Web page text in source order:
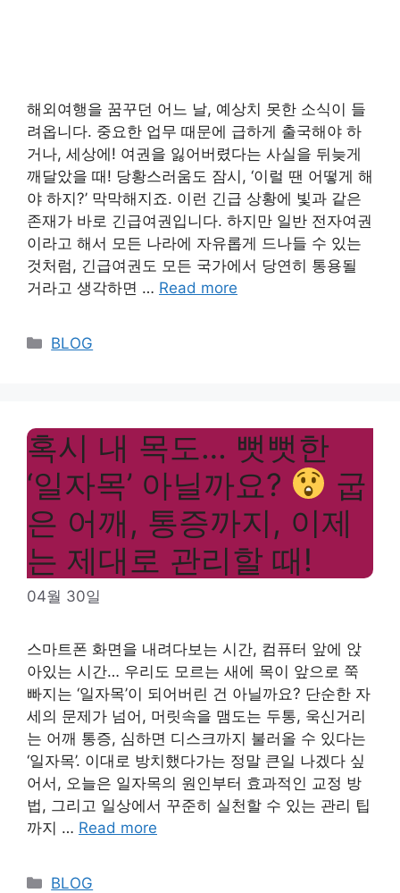
해외여행을 꿈꾸던 어느 날, 예상치 못한 소식이 들
려옵니다. 중요한 업무 때문에 급하게 출국해야 하
거나, 세상에! 여권을 잃어버렸다는 사실을 뒤늦게
깨달았을 때! 당황스러움도 잠시, ‘이럴 땐 어떻게 해
야 하지?’ 막막해지죠. 이런 긴급 상황에 빛과 같은
존재가 바로 긴급여권입니다. 하지만 일반 전자여권
이라고 해서 모든 나라에 자유롭게 드나들 수 있는
것처럼, 긴급여권도 모든 국가에서 당연히 통용될
거라고 생각하면 … Read more
Categories
BLOG
혹시 내 목도… 뻣뻣한
‘일자목’ 아닐까요?
굽
은 어깨, 통증까지, 이제
는 제대로 관리할 때!
04월 30일
스마트폰 화면을 내려다보는 시간, 컴퓨터 앞에 앉
아있는 시간… 우리도 모르는 새에 목이 앞으로 쭉
빠지는 ‘일자목’이 되어버린 건 아닐까요? 단순한 자
세의 문제가 넘어, 머릿속을 맴도는 두통, 욱신거리
는 어깨 통증, 심하면 디스크까지 불러올 수 있다는
‘일자목’. 이대로 방치했다가는 정말 큰일 나겠다 싶
어서, 오늘은 일자목의 원인부터 효과적인 교정 방
법, 그리고 일상에서 꾸준히 실천할 수 있는 관리 팁
까지 … Read more
Categories
BLOG